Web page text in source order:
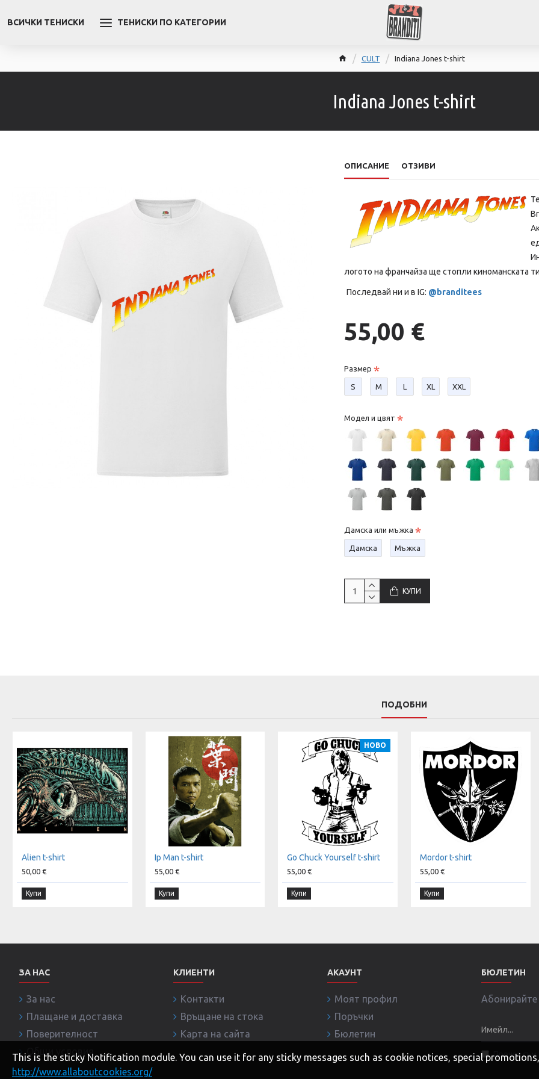
ВСИЧКИ ТЕНИСКИ ТЕНИСКИ ПО КАТЕГОРИИ
CULT Indiana Jones t-shirt
Indiana Jones t-shirt
ОПИСАНИЕ ОТЗИВИ
логото на франчайза ще стопли киноманската
Последвай ни и в IG: @branditees
55,00 €
Размер
S М L XL XXL
Модел и цвят
Дамска или мъжка
Дамска Мъжка
КУПИ
ПОДОБНИ
Alien t-shirt
50,00 €
Купи
Ip Man t-shirt
55,00 €
Купи
НОВО
Go Chuck Yourself t-shirt
55,00 €
Купи
Mordor t-shirt
55,00 €
Купи
ЗА НАС
За нас
Плащане и доставка
Поверителност
Общи условия
КЛИЕНТИ
Контакти
Връщане на стока
Карта на сайта
АКАУНТ
Моят профил
Поръчки
Бюлетин
БЮЛЕТИН
Абонирайте
Прочел съм
This is the sticky Notification module. You can use it for any sticky messages such as cookie notices, special
http://www.allaboutcookies.org/